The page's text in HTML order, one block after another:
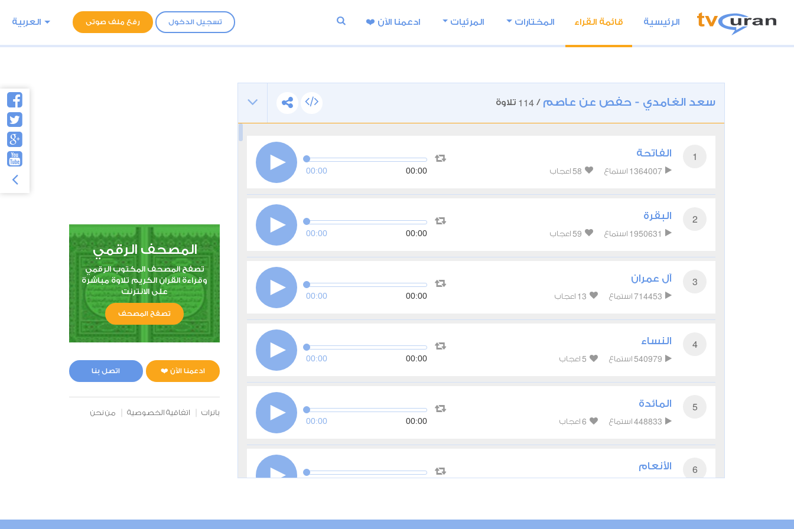
تسجيل الدخول رفع ملف صوتى العربية الرئيسية قائمة القراء المختارات المرئيات ادعمنا اﻵن ❤️
سعد الغامدي - حفص عن عاصم /
114 تلاوة
1 الفاتحة
1364007 استماع 58 اعجاب 00:00 00:00
2 البقرة
1950631 استماع 59 اعجاب 00:00 00:00
3 آل عمران
714453 استماع 13 اعجاب 00:00 00:00
4 النساء
540979 استماع 5 اعجاب 00:00 00:00
5 المائدة
448833 استماع 6 اعجاب 00:00 00:00
6 الأنعام
المصحف الرقمي
تصفح المصحف المكتوب الرقمي
وقراءة القران الكريم تلاوة مباشرة
على الانترنت
تصفح المصحف
ادعمنا الآن ❤️ اتصل بنا
بانرات اتفاقية الخصوصية من نحن